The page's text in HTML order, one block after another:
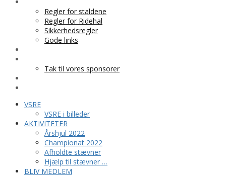
Regler for staldene
Regler for Ridehal
Sikkerhedsregler
Gode links
Tak til vores sponsorer
VSRE
VSRE i billeder
AKTIVITETER
Årshjul 2022
Championat 2022
Afholdte stævner
Hjælp til stævner …
BLIV MEDLEM